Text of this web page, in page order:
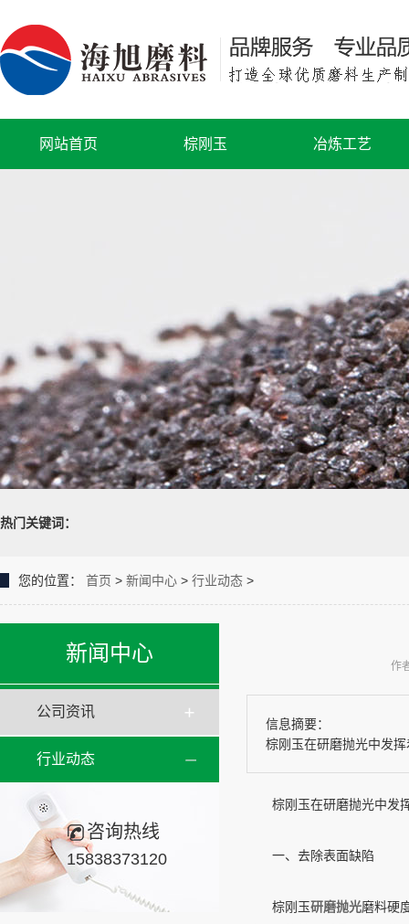
网站首页 棕刚玉 冶炼工艺
热门关键词：
您的位置： 首页 > 新闻中心 > 行业动态 >
新闻中心
公司资讯
行业动态
咨询热线
15838373120
作
信息摘要：
棕刚玉在研磨抛光中发
棕刚玉在研磨抛光中发挥
一、去除表面缺陷
棕刚玉研磨抛光磨料硬